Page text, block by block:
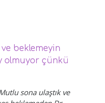
beklemeyin
olmuyor çünkü
sona ulaştık ve